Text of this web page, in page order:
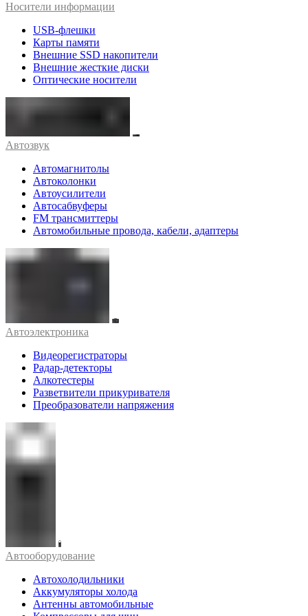
Носители информации
USB-флешки
Карты памяти
Внешние SSD накопители
Внешние жесткие диски
Оптические носители
Автозвук
Автомагнитолы
Автоколонки
Автоусилители
Автосабвуферы
FM трансмиттеры
Автомобильные провода, кабели, адаптеры
Автоэлектроника
Видеорегистраторы
Радар-детекторы
Алкотестеры
Разветвители прикуривателя
Преобразователи напряжения
Автооборудование
Автохолодильники
Аккумуляторы холода
Антенны автомобильные